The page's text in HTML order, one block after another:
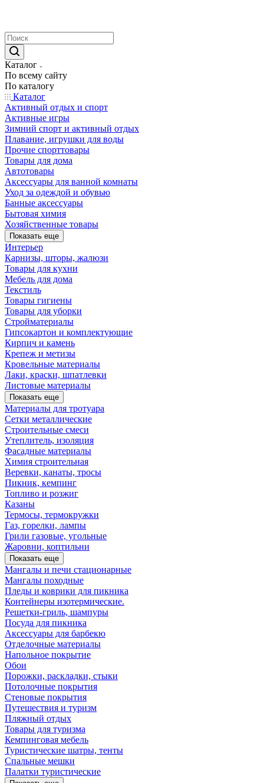
Каталог
По всему сайту
По каталогу
Каталог
Активный отдых и спорт
Активные игры
Зимний спорт и активный отдых
Плавание, игрушки для воды
Прочие спорттовары
Товары для дома
Автотовары
Аксессуары для ванной комнаты
Уход за одеждой и обувью
Банные аксессуары
Бытовая химия
Хозяйственные товары
Показать еще
Интерьер
Карнизы, шторы, жалюзи
Товары для кухни
Мебель для дома
Текстиль
Товары гигиены
Товары для уборки
Стройматериалы
Гипсокартон и комплектующие
Кирпич и камень
Крепеж и метизы
Кровельные материалы
Лаки, краски, шпатлевки
Листовые материалы
Показать еще
Материалы для тротуара
Сетки металлические
Строительные смеси
Утеплитель, изоляция
Фасадные материалы
Химия строительная
Веревки, канаты, тросы
Пикник, кемпинг
Топливо и розжиг
Казаны
Термосы, термокружки
Газ, горелки, лампы
Грили газовые, угольные
Жаровни, коптильни
Показать еще
Мангалы и печи стационарные
Мангалы походные
Пледы и коврики для пикника
Контейнеры изотермические.
Решетки-гриль, шампуры
Посуда для пикника
Аксессуары для барбекю
Отделочные материалы
Напольное покрытие
Обои
Порожки, раскладки, стыки
Потолочные покрытия
Стеновые покрытия
Путешествия и туризм
Пляжный отдых
Товары для туризма
Кемпинговая мебель
Туристические шатры, тенты
Спальные мешки
Палатки туристические